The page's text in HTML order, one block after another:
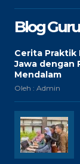
Blog Guru
Cerita Praktik
Jawa dengan
Mendalam
Oleh : Admin